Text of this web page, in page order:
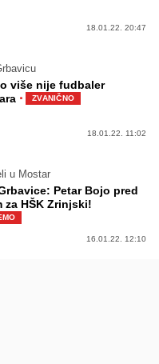
18.01.22. 20:47
više nije fudbaler
· ZVANIČNO
18.01.22. 11:02
u Mostar
Petar Bojo pred
za HŠK Zrinjski!
16.01.22. 12:10